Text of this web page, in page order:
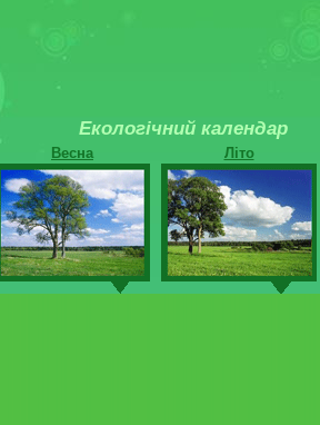
Екологічний календар
Весна Літо